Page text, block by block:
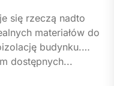
się rzeczą nadto
materiałów do
budynku.
dostępnych...